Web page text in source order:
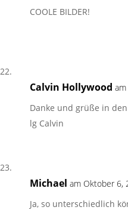
COOLE BILDER!
Calvin Hollywood
Danke und grüße in
lg Calvin
Michael am Oktober 6,
Ja, so unterschiedlich